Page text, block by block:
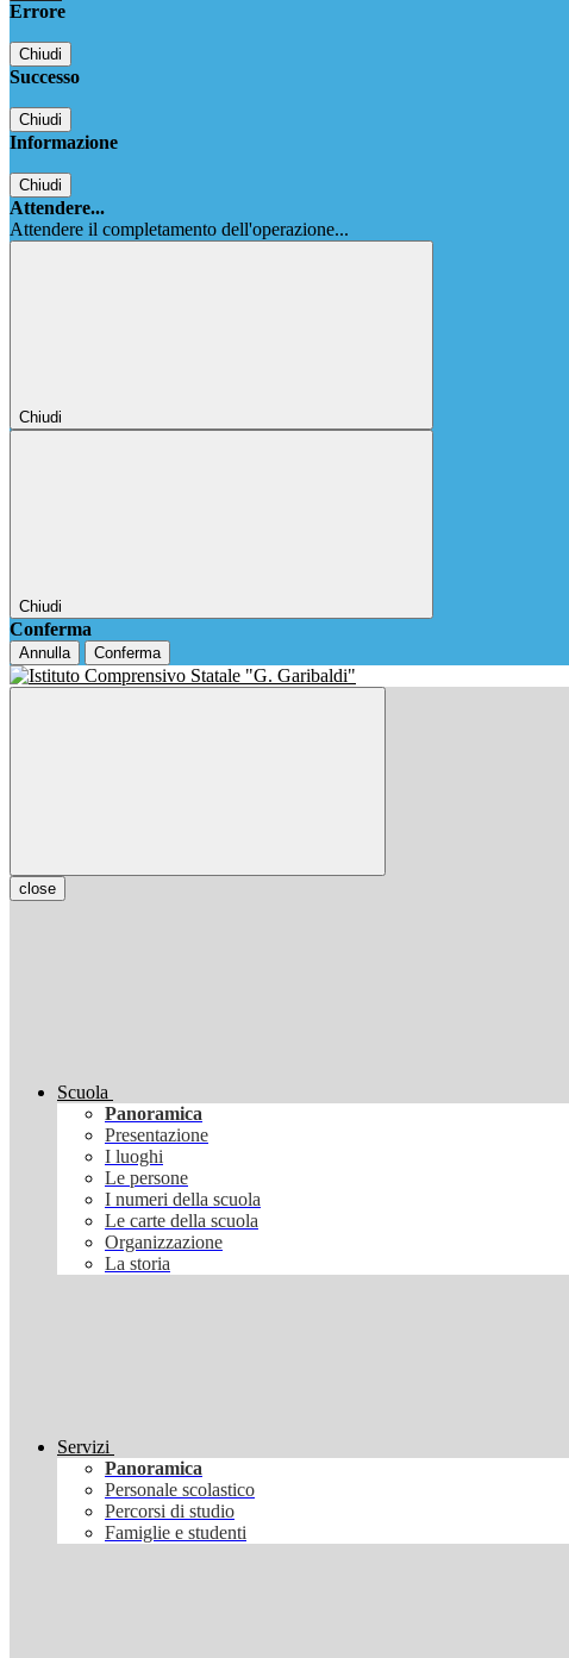
Errore
Chiudi
Successo
Chiudi
Informazione
Chiudi
Attendere...
Attendere il completamento dell'operazione...
Chiudi
Chiudi
Conferma
Annulla Conferma
close
Scuola
Panoramica
Presentazione
I luoghi
Le persone
I numeri della scuola
Le carte della scuola
Organizzazione
La storia
Servizi
Panoramica
Personale scolastico
Percorsi di studio
Famiglie e studenti